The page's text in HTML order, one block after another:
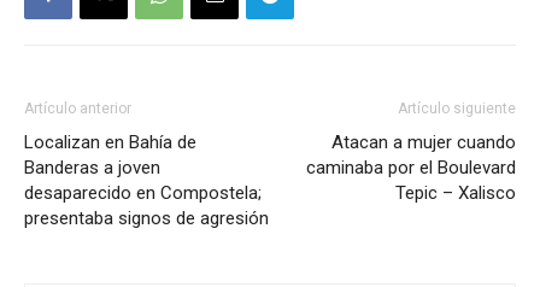
Artículo anterior
Localizan en Bahía de
Banderas a joven
desaparecido en Compostela;
presentaba signos de agresión
Artículo siguiente
Atacan a mujer cuando
caminaba por el Boulevard
Tepic – Xalisco